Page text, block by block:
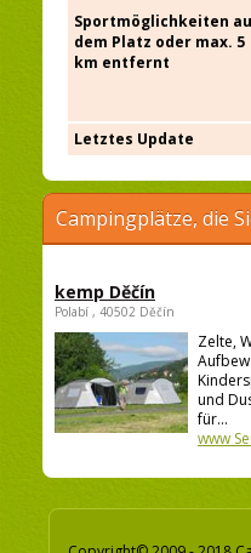
Sportmöglichkeiten
dem Platz oder max. 5
km entfernt
Letztes Update
Campingplätze, die
kemp Děčín
Polabí , 40502 Děčín
Zelte,
und
für...
www